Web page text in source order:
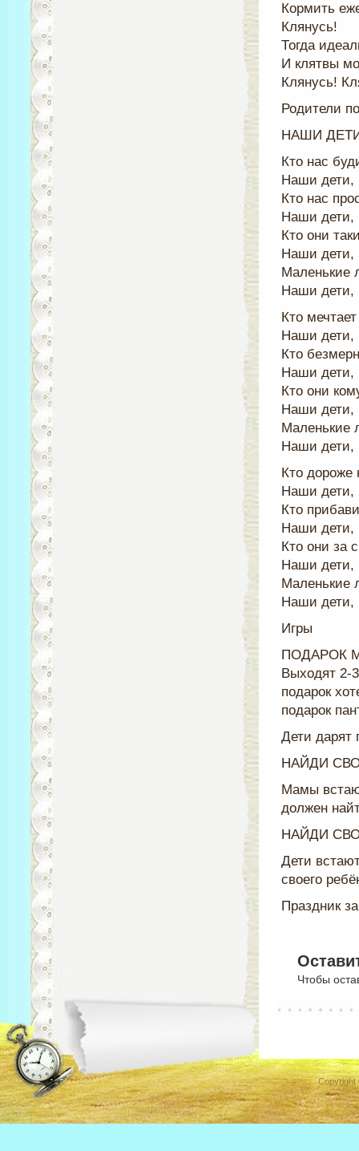
Кормить
Клянусь!
Тогда
И клятвы
Клянусь!
Родители
НАШИ ДЕТИ
Кто нас
Наши дети,
Кто нас
Наши дети,
Кто они
Наши дети,
Маленькие
Наши дети,
Кто
Наши дети,
Кто
Наши дети,
Кто они
Наши дети,
Маленькие
Наши дети,
Кто дороже
Наши дети,
Кто
Наши дети,
Кто они за
Наши дети,
Маленькие
Наши дети,
Игры
ПОДАРОК
Выходят 2-
подарок
подарок
Дети дарят
НАЙДИ
Мамы
должен
НАЙДИ
Дети
своего
Праздник
Чтобы